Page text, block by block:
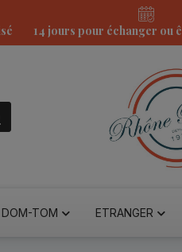
14 jours pour échanger ou
DOM-TOM ETRANGER